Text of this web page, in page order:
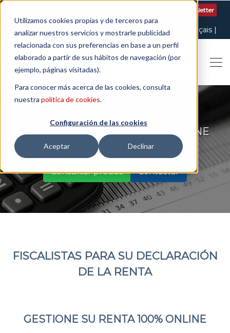
Utilizamos cookies propias y de terceros para
analizar nuestros servicios y mostrarle publicidad
relacionada con sus preferencias en base a un perfil
elaborado a partir de sus hábitos de navegación (por
ejemplo, páginas visitadas).
Para conocer más acerca de las cookies, consulta
nuestra política de cookies.
Configuración de las cookies
Aceptar Declinar
Suscribete a nuestro Newsletter
Español Català
English Français
Italiano
DECARACIÓN DE LA RENTA ONLINE
Gestionamos tu declaración de impuestos 100% online
Consultar precios Contactar
FISCALISTAS PARA SU DECLARACIÓN
DE LA RENTA
GESTIONE SU RENTA 100% ONLINE